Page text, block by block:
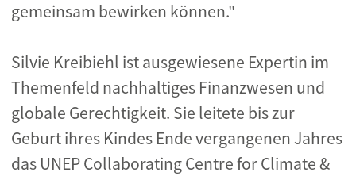
gemeinsam bewirken können."
Silvie Kreibiehl ist ausgewiesene Expertin im
Themenfeld nachhaltiges Finanzwesen und
globale Gerechtigkeit. Sie leitete bis zur
Geburt ihres Kindes Ende vergangenen Jahres
das UNEP Collaborating Centre for Climate &